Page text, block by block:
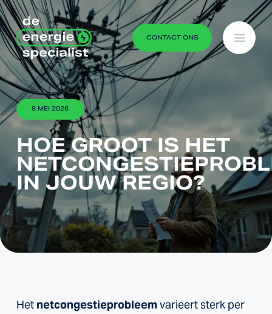
Ga naar content
CONTACT ONS
menu
8 MEI 2026
HOE GROOT IS HET
IN JOUW REGIO?
Het netcongestieprobleem varieert sterk per